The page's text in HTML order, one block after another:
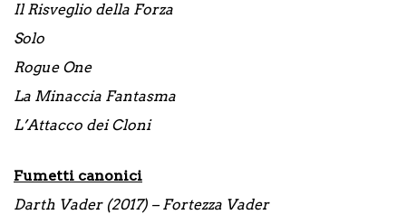
Il Risveglio della Forza
Solo
Rogue One
La Minaccia Fantasma
L’Attacco dei Cloni
Fumetti canonici
Darth Vader (2017) – Fortezza Vader